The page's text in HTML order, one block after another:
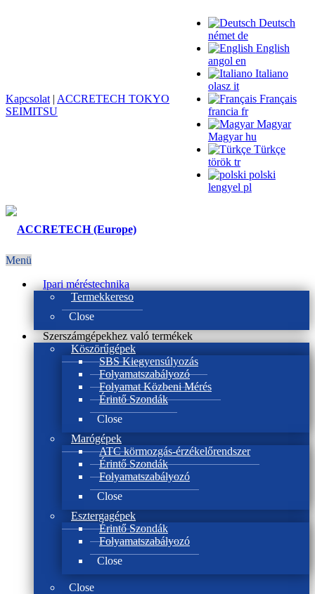
Deutsch
német de
English
angol en
Italiano
olasz it
Français
francia fr
Magyar
Magyar hu
Türkçe
török tr
polski
lengyel pl
Kapcsolat | ACCRETECH TOKYO
SEIMITSU
Menü
Ipari méréstechnika
Termekkereso
Close
Szerszámgépekhez való termékek
Köszörűgépek
SBS Kiegyensúlyozás
Folyamatszabályozó
Folyamat Közbeni Mérés
Érintő Szondák
Close
Marógépek
ATC körmozgás-érzékelőrendszer
Érintő Szondák
Folyamatszabályozó
Close
Esztergagépek
Érintő Szondák
Folyamatszabályozó
Close
Close